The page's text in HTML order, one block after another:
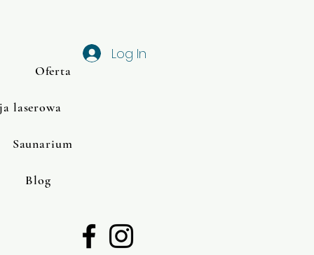
Oferta
laserowa
Saunarium
Blog
Log In